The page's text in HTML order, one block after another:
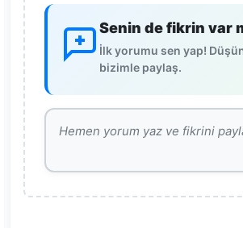
Senin de fikrin var
İlk yorumu sen yap!
bizimle paylaş.